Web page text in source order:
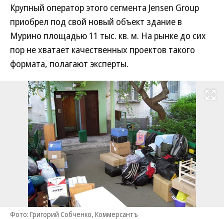
Крупный оператор этого сегмента Jensen Group
приобрел под свой новый объект здание в
Мурино площадью 11 тыс. кв. м. На рынке до сих
пор не хватает качественных проектов такого
формата, полагают эксперты.
Развернуть
Фото: Григорий Собченко, Коммерсантъ